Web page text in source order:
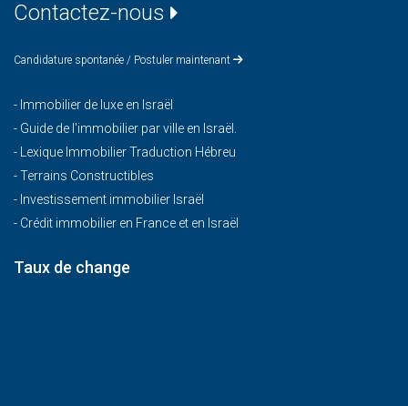
Contactez-nous
Candidature spontanée / Postuler maintenant
- Immobilier de luxe en Israël
- Guide de l'immobilier par ville en Israël.
-
Lexique Immobilier Traduction Hébreu
-Terrains Constructibles
- Investissement immobilier Israël
- Crédit immobilier en France et en Israël
Taux de change